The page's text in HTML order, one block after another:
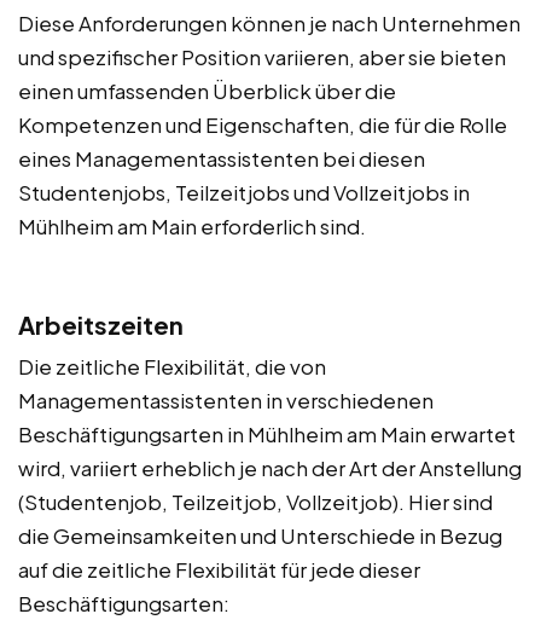
Diese Anforderungen können je nach Unternehmen
und spezifischer Position variieren, aber sie bieten
einen umfassenden Überblick über die
Kompetenzen und Eigenschaften, die für die Rolle
eines Managementassistenten bei diesen
Studentenjobs, Teilzeitjobs und Vollzeitjobs in
Mühlheim am Main erforderlich sind.
Arbeitszeiten
Die zeitliche Flexibilität, die von
Managementassistenten in verschiedenen
Beschäftigungsarten in Mühlheim am Main erwartet
wird, variiert erheblich je nach der Art der Anstellung
(Studentenjob, Teilzeitjob, Vollzeitjob). Hier sind
die Gemeinsamkeiten und Unterschiede in Bezug
auf die zeitliche Flexibilität für jede dieser
Beschäftigungsarten: